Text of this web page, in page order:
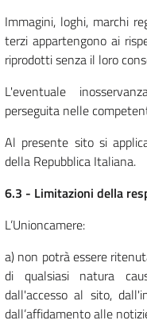
Immagini, loghi, marchi
terzi appartengono ai
riprodotti senza il loro
L'eventuale
perseguita nelle
Al presente sito si
della Repubblica Italiana.
6.3 - Limitazioni della
L’Unioncamere:
a) non potrà essere
di qualsiasi natura
dall'accesso al sito,
dall’affidamento alle